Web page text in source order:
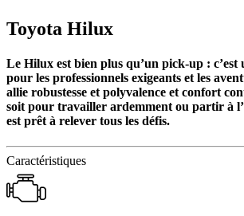
Toyota Hilux
Le Hilux est bien plus qu’un pick-up : c’est
pour les professionnels exigeants et les
allie robustesse et polyvalence et confort
soit pour travailler ardemment ou partir à
est prêt à relever tous les défis.
Caractéristiques